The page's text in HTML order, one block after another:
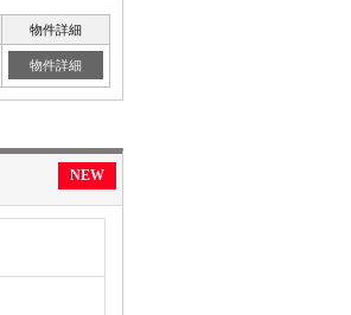
物件詳細
物件詳細
NEW